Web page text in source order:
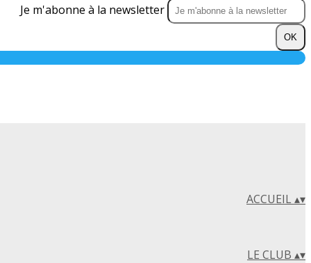
Je m'abonne à la newsletter
OK
ACCUEIL ▴▾
LE CLUB ▴▾